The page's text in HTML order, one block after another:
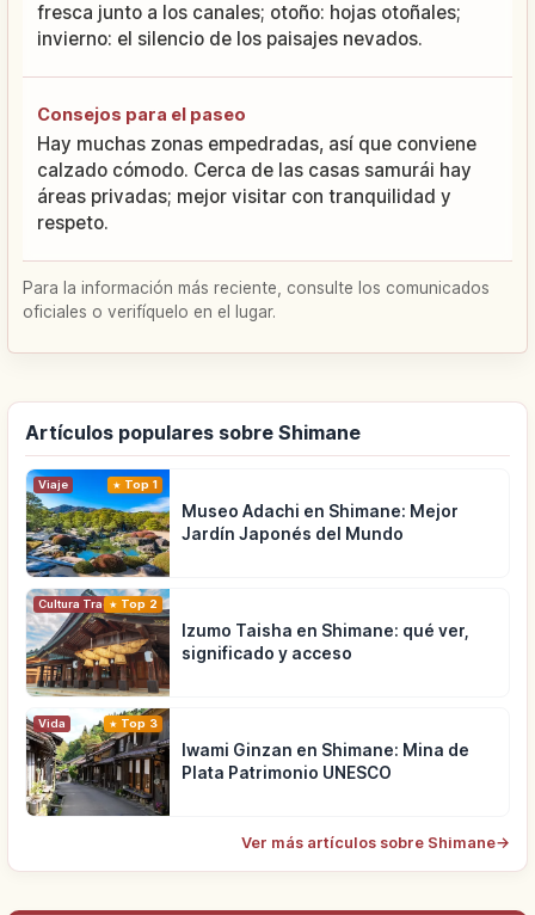
fresca junto a los canales; otoño: hojas otoñales;
invierno: el silencio de los paisajes nevados.
Consejos para el paseo
Hay muchas zonas empedradas, así que conviene
calzado cómodo. Cerca de las casas samurái hay
áreas privadas; mejor visitar con tranquilidad y
respeto.
Para la información más reciente, consulte los comunicados
oficiales o verifíquelo en el lugar.
Artículos populares sobre Shimane
Viaje Top 1
Museo Adachi en Shimane: Mejor
Jardín Japonés del Mundo
Cultura Tradicional
Top 2
Izumo Taisha en Shimane: qué ver,
significado y acceso
Vida Top 3
Iwami Ginzan en Shimane: Mina de
Plata Patrimonio UNESCO
Ver más artículos sobre Shimane→